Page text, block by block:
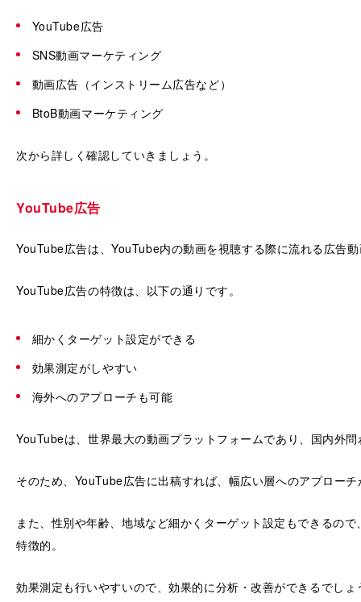
YouTube広告
SNS動画マーケティング
動画広告（インストリーム広告など）
BtoB動画マーケティング
次から詳しく確認していきましょう。
YouTube広告
YouTube広告は、YouTube内の動画を視聴する際に流れる広告
YouTube広告の特徴は、以下の通りです。
細かくターゲット設定ができる
効果測定がしやすい
海外へのアプローチも可能
YouTubeは、世界最大の動画プラットフォームであり、国内外
そのため、YouTube広告に出稿すれば、幅広い層へのアプロー
また、性別や年齢、地域など細かくターゲット設定もできるの
特徴的。
効果測定も行いやすいので、効果的に分析・改善ができるでしょ